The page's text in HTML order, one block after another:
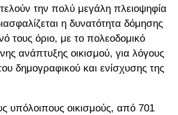
την πολύ μεγάλη πλειοψηφία
η δυνατότητα δόμησης
τους όριο, με το πολεοδομικό
ανάπτυξης οικισμού, για λόγους
δημογραφικού και ενίσχυσης της
υπόλοιπους οικισμούς, από 701